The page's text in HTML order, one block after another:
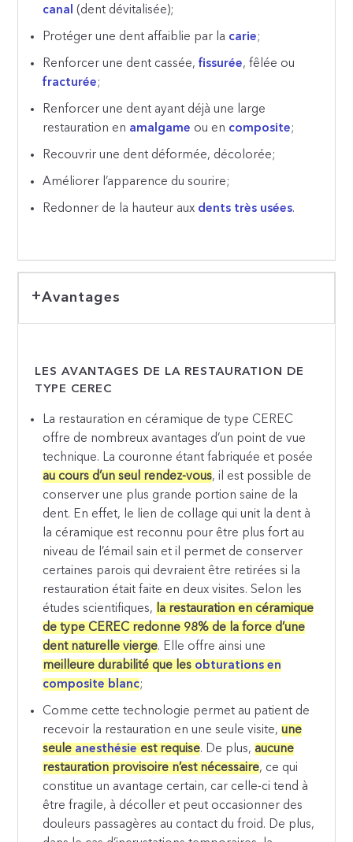
canal
(dent dévitalisée);
Protéger une dent affaiblie par la carie;
Renforcer une dent cassée,fissurée, fêlée ou
fracturée;
Renforcer une dent ayant déjà une large
restauration en amalgame ou en composite;
Recouvrir une dent déformée, décolorée;
Améliorer l’apparence du sourire;
Redonner de la hauteur aux dents très usées.
Avantages
LES AVANTAGES DE LA RESTAURATION DE
TYPE CEREC
La restauration en céramique de type CEREC
offre de nombreux avantages d’un point de vue
technique. La couronne étant fabriquée et posée
au cours d’un seul rendez-vous, il est possible de
conserver une plus grande portion saine de la
dent. En effet, le lien de collage qui unit la dent à
la céramique est reconnu pour être plus fort au
niveau de l’émail sain et il permet de conserver
certaines parois qui devraient être retirées si la
restauration était faite en deux visites. Selon les
études scientifiques, la restauration en céramique
de type CEREC redonne 98% de la force d’une
dent naturelle vierge. Elle offre ainsi une
meilleure durabilité que les obturations en
composite blanc;
Comme cette technologie permet au patient de
recevoir la restauration en une seule visite,une
seule anesthésie est requise. De plus, aucune
restauration provisoire n’est nécessaire, ce qui
constitue un avantage certain, car celle-ci tend à
être fragile, à décoller et peut occasionner des
douleurs passagères au contact du froid. De plus,